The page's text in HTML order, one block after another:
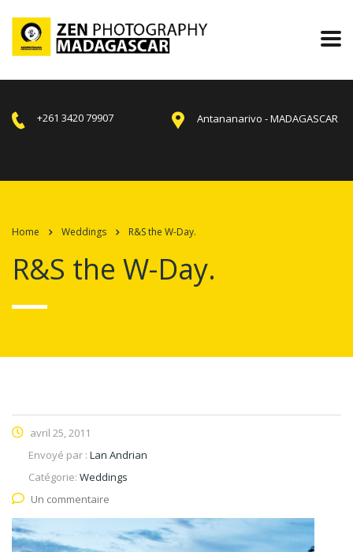
+261 3420 79907 Antananarivo - MADAGASCAR
Home Weddings R&S the W-Day.
R&S the W-Day.
avril 25, 2011
Envoyé par : Lan Andrian
Catégorie: Weddings
Un commentaire